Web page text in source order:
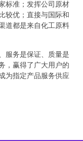
标准；发挥公司原材
较优；直接与国际和
道都是来自化工原料
服务是保证、质量是
，赢得了广大用户的
为指定产品服务供应